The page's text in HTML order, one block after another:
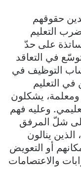
حقوقهم
التعليم
على حدّ
في التعاقد
التوظيف في
التعليم
13 ألف معلم ومعلمة، يشكلون
التعليمي. وعليه فهم
شلّ المرفق
ينالون
أو التعويض
والاعتصامات